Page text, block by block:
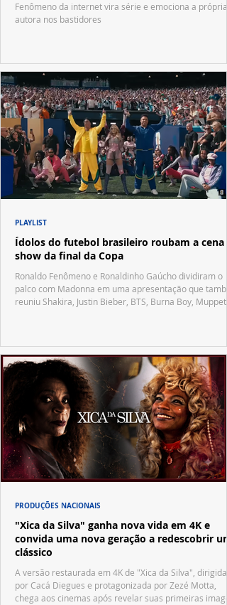
Fenômeno da internet vira série e emociona a própria
autora nos bastidores
Ídolos do futebol brasileiro roubam a cena
show da final da Copa
Ronaldo Fenômeno e Ronaldinho Gaúcho dividiram o
palco com Madonna em uma apresentação que
reuniu Shakira, Justin Bieber, BTS, Burna Boy, Muppets,
PLAYLIST
"Xica da Silva" ganha nova vida em 4K e
convida uma nova geração a redescobrir um
clássico
A versão restaurada em 4K de "Xica da Silva", dirigida
por Cacá Diegues e protagonizada por Zezé Motta,
chega aos cinemas após revelar suas primeiras
PRODUÇÕES NACIONAIS